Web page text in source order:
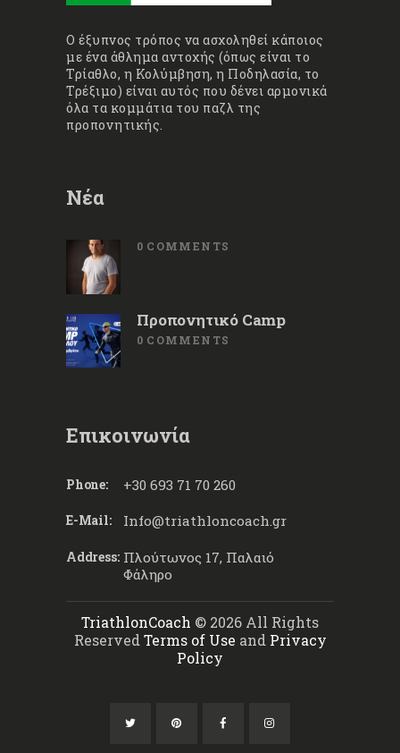
Ο έξυπνος τρόπος να ασχοληθεί κάποιος
με ένα άθλημα αντοχής (όπως είναι το
Τρίαθλο, η Κολύμβηση, η Ποδηλασία, το
Τρέξιμο) είναι αυτός που δένει αρμονικά
όλα τα κομμάτια του παζλ της
προπονητικής.
Νέα
0 COMMENTS
Προπονητικό Camp
0 COMMENTS
Επικοινωνία
Phone: +30 693 71 70 260
E-Mail: Info@triathloncoach.gr
Address: Πλούτωνος 17, Παλαιό
Φάληρο
TriathlonCoach © 2026 All Rights
Reserved Terms of Use and Privacy
Policy